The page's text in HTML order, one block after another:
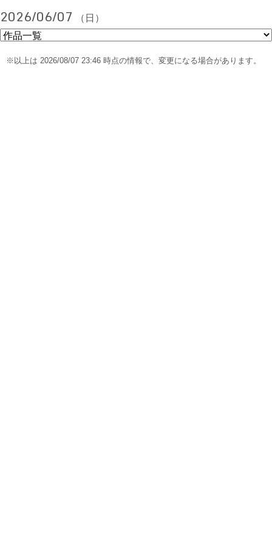
2026/06/07 （日）
※以上は 2026/08/07 23:46 時点の情報で、変更になる場合があります。